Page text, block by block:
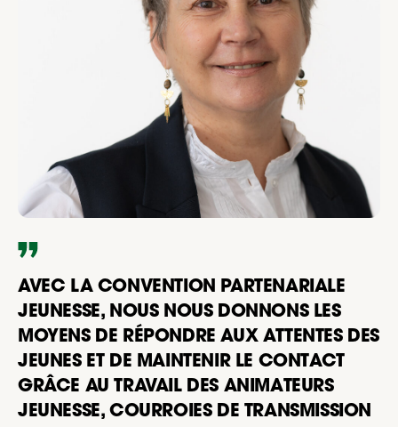
AVEC LA CONVENTION PARTENARIALE
JEUNESSE, NOUS NOUS DONNONS LES
MOYENS DE RÉPONDRE AUX ATTENTES DES
JEUNES ET DE MAINTENIR LE CONTACT
GRÂCE AU TRAVAIL DES ANIMATEURS
JEUNESSE, COURROIES DE TRANSMISSION